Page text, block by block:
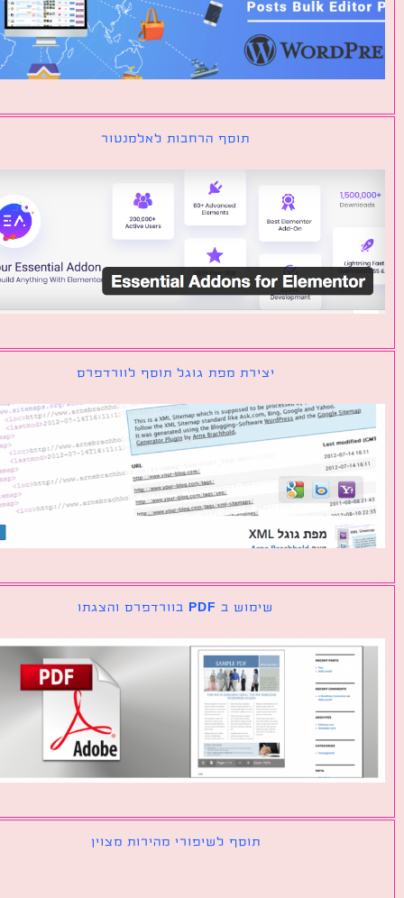
תוסף הרחבות לאלמנטור
יצירת מפת גוגל תוסף לוורדפרס
שימוש ב PDF בוורדפרס והצגתו
תוסף לשיפורי מהירות מצוין